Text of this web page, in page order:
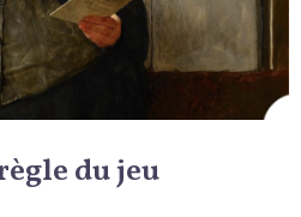
du jeu